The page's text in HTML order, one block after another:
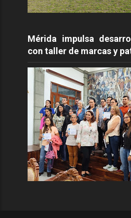
Mérida impulsa
con taller de marcas y